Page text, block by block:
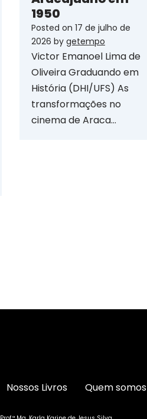
1950
Posted on 17 de julho de
2026 by getempo
Victor Emanoel Lima de
Oliveira Graduando em
História (DHI/UFS) As
transformações no
cinema de Araca…
Nossos Livros Quem somos